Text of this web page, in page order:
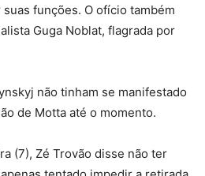
funções. O ofício também
Guga Noblat, flagrada por
não tinham se manifestado
de Motta até o momento.
(7), Zé Trovão disse não ter